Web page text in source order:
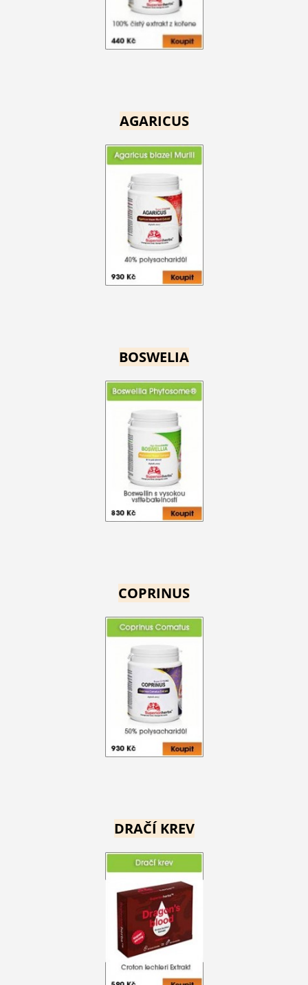
AGARICUS
BOSWELIA
COPRINUS
DRAČÍ KREV